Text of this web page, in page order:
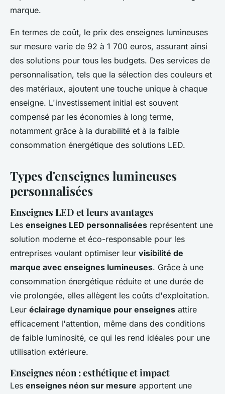
marque.
En termes de coût, le prix des enseignes lumineuses
sur mesure varie de 92 à 1 700 euros, assurant ainsi
des solutions pour tous les budgets. Des services de
personnalisation, tels que la sélection des couleurs et
des matériaux, ajoutent une touche unique à chaque
enseigne. L'investissement initial est souvent
compensé par les économies à long terme,
notamment grâce à la durabilité et à la faible
consommation énergétique des solutions LED.
Types d'enseignes lumineuses
personnalisées
Enseignes LED et leurs avantages
Les enseignes LED personnalisées représentent une
solution moderne et éco-responsable pour les
entreprises voulant optimiser leur visibilité de
marque avec enseignes lumineuses. Grâce à une
consommation énergétique réduite et une durée de
vie prolongée, elles allègent les coûts d'exploitation.
Leur éclairage dynamique pour enseignes attire
efficacement l'attention, même dans des conditions
de faible luminosité, ce qui les rend idéales pour une
utilisation extérieure.
Enseignes néon : esthétique et impact
Les enseignes néon sur mesure apportent une